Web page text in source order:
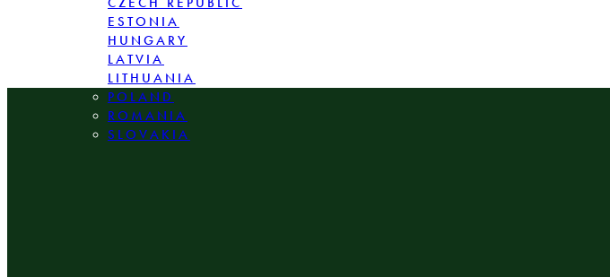
ESTONIA
HUNGARY
LATVIA
LITHUANIA
POLAND
ROMANIA
SLOVAKIA